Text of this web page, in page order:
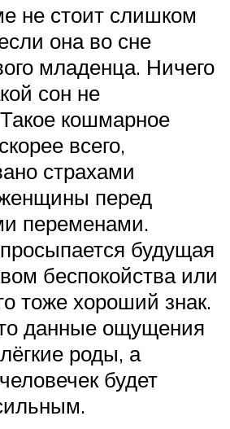
не стоит слишком
она во сне
младенца. Ничего
сон не
кошмарное
всего,
страхами
перед
переменами.
будущая
беспокойства или
тоже хороший знак.
данные ощущения
роды, а
будет